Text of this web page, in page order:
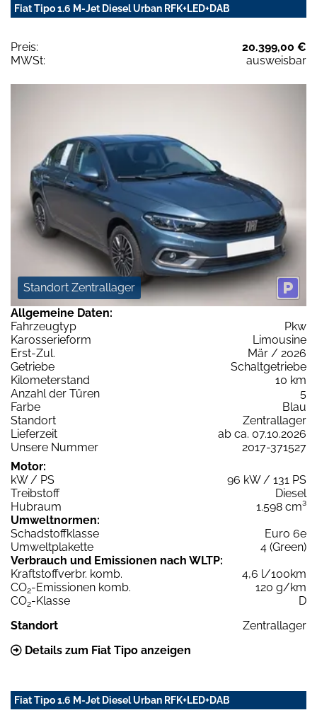
Fiat Tipo 1.6 M-Jet Diesel Urban RFK+LED+DAB
Preis:
20.399,00 €
MWSt:
ausweisbar
Standort Zentrallager
Allgemeine Daten:
Fahrzeugtyp
Pkw
Karosserieform
Limousine
Erst-Zul.
Mär / 2026
Getriebe
Schaltgetriebe
Kilometerstand
10 km
Anzahl der Türen
5
Farbe
Blau
Standort
Zentrallager
Lieferzeit
ab ca. 07.10.2026
Unsere Nummer
2017-371527
Motor:
kW / PS
96 kW / 131 PS
Treibstoff
Diesel
Hubraum
1.598 cm³
Umweltnormen:
Schadstoffklasse
Euro 6e
Umweltplakette
4 (Green)
Verbrauch und Emissionen nach WLTP:
Kraftstoffverbr. komb.
4,6 l/100km
CO2-Emissionen komb.
120 g/km
CO2-Klasse
D
Standort
Zentrallager
Details zum Fiat Tipo anzeigen
Fiat Tipo 1.6 M-Jet Diesel Urban RFK+LED+DAB